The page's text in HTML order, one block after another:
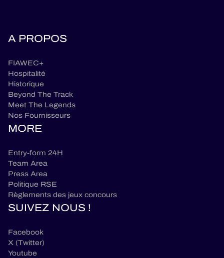
A PROPOS
FIAWEC+
Hospitalité
Historique
Beyond The Track
Meet The Legends
Nos Fournisseurs
MORE
Entry-form 24H
Team Area
Press Area
Politique RSE
Règlements des jeux concours
SUIVEZ NOUS !
Facebook
X (Twitter)
Youtube